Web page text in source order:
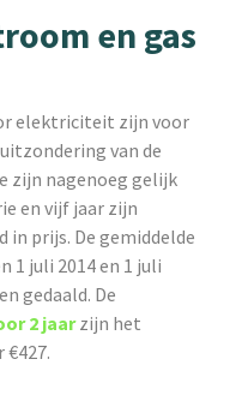
en gas
elektriciteit zijn voor
van de
zijn nagenoeg gelijk
en vijf jaar zijn
prijs. De gemiddelde
1 juli 2014 en 1 juli
gedaald. De
2 jaarzijn het
€427.